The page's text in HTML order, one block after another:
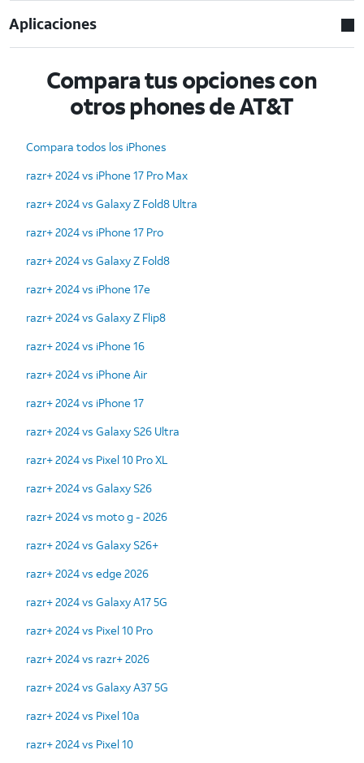
Aplicaciones
Compara tus opciones con
otros phones de AT&T
Compara todos los iPhones
razr+ 2024 vs iPhone 17 Pro Max
razr+ 2024 vs Galaxy Z Fold8 Ultra
razr+ 2024 vs iPhone 17 Pro
razr+ 2024 vs Galaxy Z Fold8
razr+ 2024 vs iPhone 17e
razr+ 2024 vs Galaxy Z Flip8
razr+ 2024 vs iPhone 16
razr+ 2024 vs iPhone Air
razr+ 2024 vs iPhone 17
razr+ 2024 vs Galaxy S26 Ultra
razr+ 2024 vs Pixel 10 Pro XL
razr+ 2024 vs Galaxy S26
razr+ 2024 vs moto g - 2026
razr+ 2024 vs Galaxy S26+
razr+ 2024 vs edge 2026
razr+ 2024 vs Galaxy A17 5G
razr+ 2024 vs Pixel 10 Pro
razr+ 2024 vs razr+ 2026
razr+ 2024 vs Galaxy A37 5G
razr+ 2024 vs Pixel 10a
razr+ 2024 vs Pixel 10